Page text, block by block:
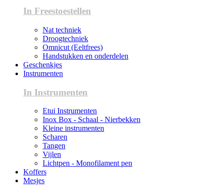
In Freestoestellen
Nat techniek
Droogtechniek
Omnicut (Eeltfrees)
Handstukken en onderdelen
Geschenkjes
Instrumenten
In Instrumenten
Etui Instrumenten
Inox Box - Schaal - Nierbekken
Kleine instrumenten
Scharen
Tangen
Vijlen
Lichtpen - Monofilament pen
Koffers
Mesjes